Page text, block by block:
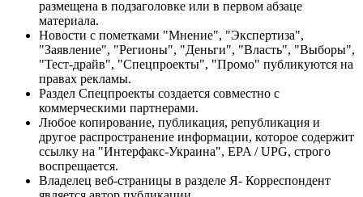
размещена в подзаголовке или в первом абзаце
материала.
Новости с пометками "Мнение", "Экспертиза",
"Заявление", "Регионы", "Деньги", "Власть", "Выборы",
"Тест-драйв", "Спецпроекты", "Промо" публикуются на
правах рекламы.
Раздел Спецпроекты создается совместно с
коммерческими партнерами.
Любое копирование, публикация, републикация и
другое распространение информации, которое содержит
ссылку на "Интерфакс-Украина", EPA / UPG, строго
воспрещается.
Владелец веб-страницы в разделе Я- Корреспондент